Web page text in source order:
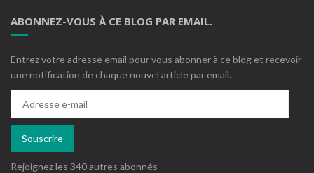
ABONNEZ-VOUS À CE BLOG PAR EMAIL.
Entrez votre adresse email pour vous abonner à ce blog et recevoir
une notification de chaque nouvel article par email.
mail
Souscrire
Rejoignez les 340 autres abonnés